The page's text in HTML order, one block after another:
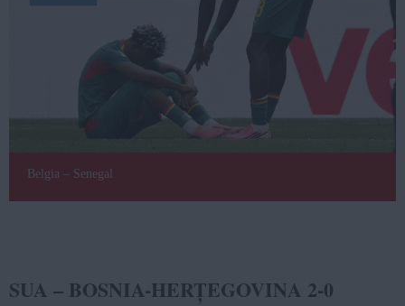
Belgia – Senegal
SUA – BOSNIA-HERȚEGOVINA 2-0